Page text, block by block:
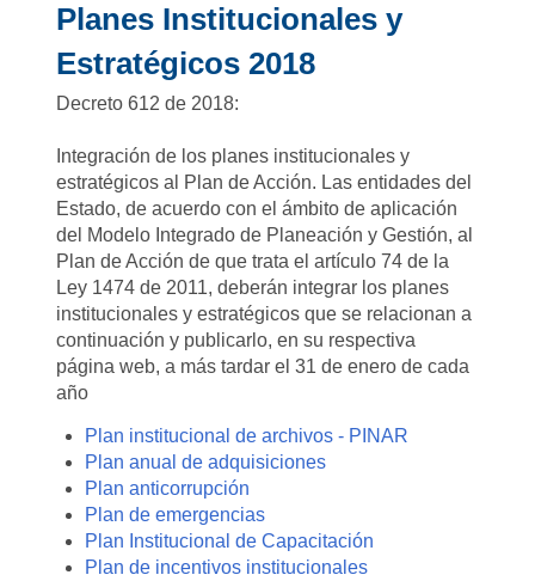
Planes Institucionales y
Estratégicos 2018
Decreto 612 de 2018:
Integración de los planes institucionales y
estratégicos al Plan de Acción. Las entidades del
Estado, de acuerdo con el ámbito de aplicación
del Modelo Integrado de Planeación y Gestión, al
Plan de Acción de que trata el artículo 74 de la
Ley 1474 de 2011, deberán integrar los planes
institucionales y estratégicos que se relacionan a
continuación y publicarlo, en su respectiva
página web, a más tardar el 31 de enero de cada
año
Plan institucional de archivos - PINAR
Plan anual de adquisiciones
Plan anticorrupción
Plan de emergencias
Plan Institucional de Capacitación
Plan de incentivos institucionales